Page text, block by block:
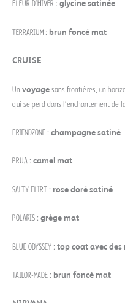
FLEUR D’HIVER : glycine satinée
TERRARIUM : brun foncé mat
CRUISE
Un voyage sans frontières, un
qui se perd dans l’enchantement de
FRIENDZONE : champagne satiné
PRUA : camel mat
SALTY FLIRT : rose doré satiné
POLARIS : grège mat
BLUE ODYSSEY : top coat avec
TAILOR-MADE : brun foncé mat